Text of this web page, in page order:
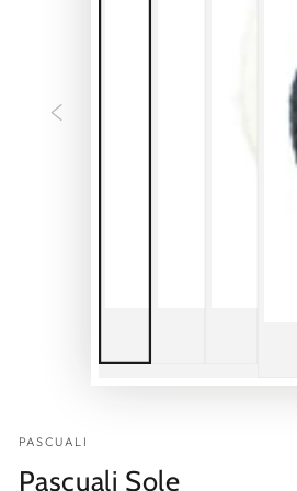
PASCUALI
Pascuali Sole